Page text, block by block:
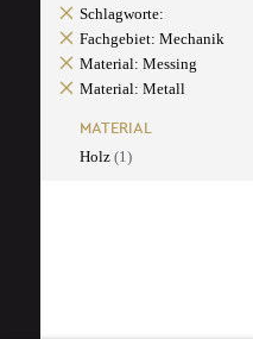
Schlagworte:
Fachgebiet: Mechanik
Material: Messing
Material: Metall
MATERIAL
Holz (1)